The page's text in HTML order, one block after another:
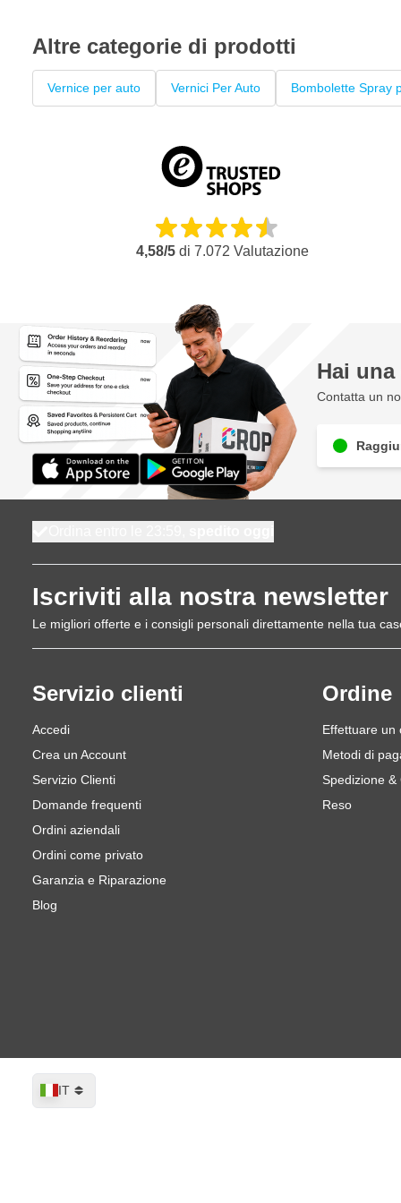
Altre categorie di prodotti
Vernice per auto Vernici Per Auto Bombolette Spray
4,58/5di 7.072 Valutazione
Hai
Contatta un
Iscriviti alla nostra newsletter
Le migliori offerte e i consigli personali direttamente nella tua
Servizio clienti
Accedi
Crea un Account
Servizio Clienti
Domande frequenti
Ordini aziendali
Ordini come privato
Garanzia e Riparazione
Blog
Ordine
Effettuare un
Metodi di
Spedizione &
Reso
Lingua
IT